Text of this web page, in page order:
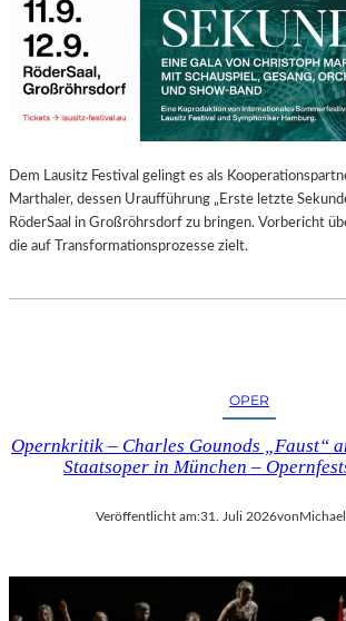
Dem Lausitz Festival gelingt es als
Marthaler, dessen Uraufführung „Erste letzte
RöderSaal in Großröhrsdorf zu bringen. Vorbericht
die auf Transformationsprozesse zielt.
OPER
Opernkritik – Charles Gounods „Faust“
Staatsoper in München –
Veröffentlicht am:31. Juli 2026von